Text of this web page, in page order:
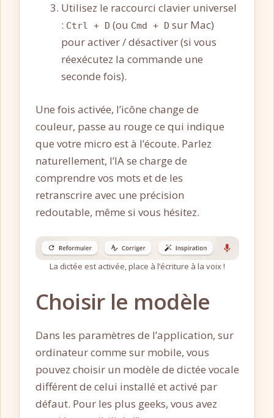
Utilisez le raccourci clavier universel
: Ctrl + D (ou Cmd + D sur Mac)
pour activer / désactiver (si vous
réexécutez la commande une
seconde fois).
Une fois activée, l’icône change de
couleur, passe au rouge ce qui indique
que votre micro est à l’écoute. Parlez
naturellement, l’IA se charge de
comprendre vos mots et de les
retranscrire avec une précision
redoutable, même si vous hésitez.
La dictée est activée, place à l’écriture à la voix !
Choisir le modèle
Dans les paramètres de l’application, sur
ordinateur comme sur mobile, vous
pouvez choisir un modèle de dictée vocale
différent de celui installé et activé par
défaut. Pour les plus geeks, vous avez